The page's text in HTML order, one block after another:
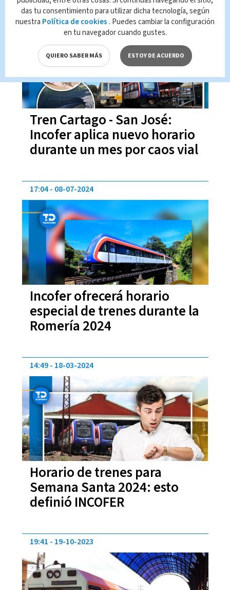
Tren Cartago - San José:
Incofer aplica nuevo horario
durante un mes por caos vial
16:03 24-10-2024
Incofer ofrecerá horario
especial de trenes durante la
Romería 2024
17:04 08-07-2024
Horario de trenes para
Semana Santa 2024: esto
definió INCOFER
14:49 18-03-2024
19:41 19-10-2023
das tu consentimiento para utilizar dicha tecnología, según
nuestra Política de cookies . Puedes cambiar la configuración
en tu navegador cuando gustes.
QUIERO SABER MÁS ESTOY DE ACUERDO